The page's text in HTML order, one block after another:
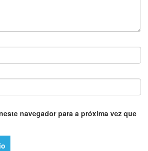
navegador para a próxima vez que